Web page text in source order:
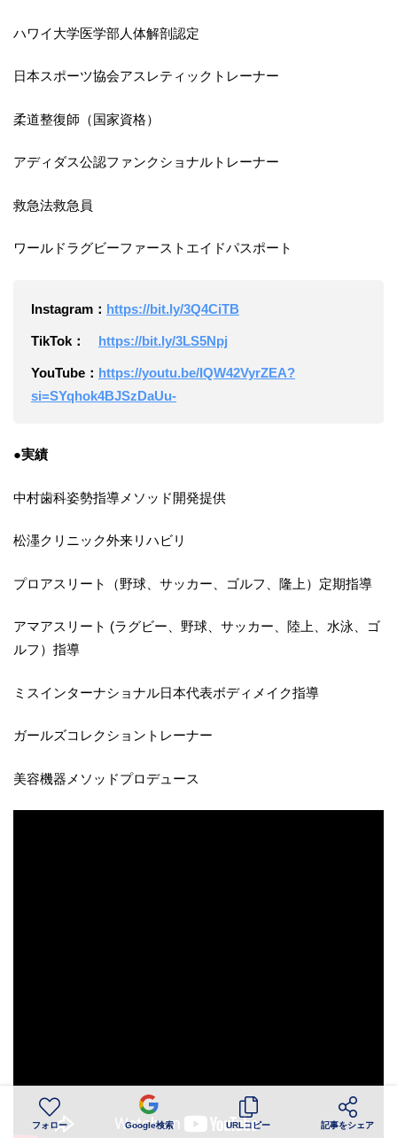
ハワイ大学医学部人体解剖認定
日本スポーツ協会アスレティックトレーナー
柔道整復師（国家資格）
アディダス公認ファンクショナルトレーナー
救急法救急員
ワールドラグビーファーストエイドパスポート
Instagram： https://bit.ly/3Q4CiTB
TikTok： https://bit.ly/3LS5Npj
YouTube： https://youtu.be/IQW42VyrZEA?
si=SYqhok4BJSzDaUu-
●実績
中村歯科姿勢指導メソッド開発提供
松濹クリニック外来リハビリ
プロアスリート（野球、サッカー、ゴルフ、隆上）定期指導
アマアスリート (ラグビー、野球、サッカー、陸上、水泳、ゴ
ルフ）指導
ミスインターナショナル日本代表ボディメイク指導
ガールズコレクショントレーナー
美容機器メソッドプロデュース
フォロー Google検索 URLコピー 記事をシェア